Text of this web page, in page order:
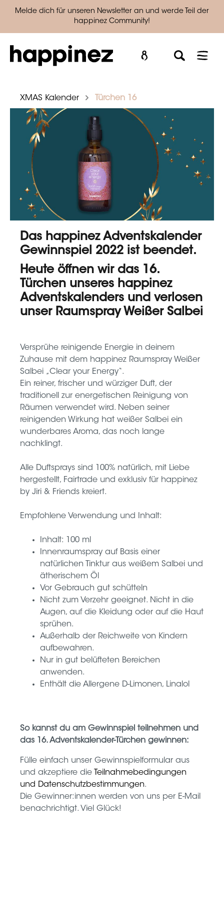
Melde dich für unseren Newsletter an und werde Teil der
happinez Community!
XMAS Kalender Türchen 16
Das happinez Adventskalender
Gewinnspiel 2022 ist beendet.
Heute öffnen wir das 16.
Türchen unseres happinez
Adventskalenders und verlosen
unser Raumspray Weißer Salbei
Versprühe reinigende Energie in deinem
Zuhause mit dem happinez Raumspray Weißer
Salbei „Clear your Energy“.
Ein reiner, frischer und würziger Duft, der
traditionell zur energetischen Reinigung von
Räumen verwendet wird. Neben seiner
reinigenden Wirkung hat weißer Salbei ein
wunderbares Aroma, das noch lange
nachklingt.
Alle Duftsprays sind 100% natürlich, mit Liebe
hergestellt, Fairtrade und exklusiv für happinez
by Jiri & Friends kreiert.
Empfohlene Verwendung und Inhalt:
Inhalt: 100 ml
Innenraumspray auf Basis einer
natürlichen Tinktur aus weißem Salbei und
ätherischem Öl
Vor Gebrauch gut schütteln
Nicht zum Verzehr geeignet. Nicht in die
Augen, auf die Kleidung oder auf die Haut
sprühen.
Außerhalb der Reichweite von Kindern
aufbewahren.
Nur in gut belüfteten Bereichen
anwenden.
Enthält die Allergene D-Limonen, Linalol
So kannst du am Gewinnspiel teilnehmen und
das 16. Adventskalender-Türchen gewinnen:
Fülle einfach unser Gewinnspielformular aus
und akzeptiere die
Teilnahmebedingungen
und Datenschutzbestimmungen.
Die Gewinner:innen werden von uns per E-Mail
benachrichtigt. Viel Glück!